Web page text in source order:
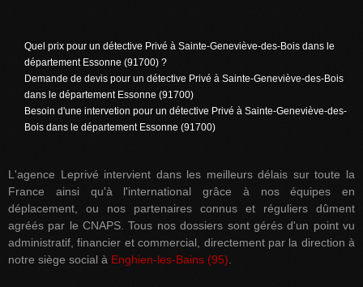
Quel prix pour un détective Privé à Sainte-Geneviève-des-Bois dans le
département Essonne (91700) ?
Demande de devis pour un détective Privé à Sainte-Geneviève-des-Bois
dans le département Essonne (91700)
Besoin d'une intervetion pour un détective Privé à Sainte-Geneviève-des-
Bois dans le département Essonne (91700)
L'agence Leprivé intervient dans les meilleurs délais sur toute la
France ainsi qu'à l'international grâce à nos équipes en
déplacement, ou nos partenaires connus et réguliers dûment
agréés par le CNAPS. Tous nos dossiers sont gérés d'un point vu
administratif, financier et commercial, directement par la direction à
notre siège social à Enghien-les-Bains (95).